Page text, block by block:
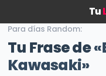
Tu
Para días Random:
Tu Frase de
Kawasaki»